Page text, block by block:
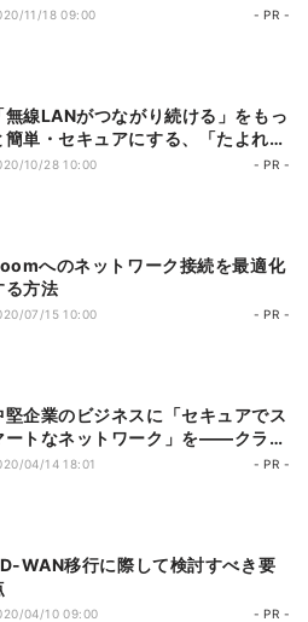
11/18 09:00 - PR -
無線LANがつながり続ける」をもっ
簡単・セキュアにする、「たよれー
らくらくWi-Fi for Aruba」
10/28 10:00 - PR -
へのネットワーク接続を最適化
る方法
07/15 10:00 - PR -
堅企業のビジネスに「セキュアでス
ートなネットワーク」を――クラウ
管理ネットワークのすすめ
04/14 18:01 - PR -
WAN移行に際して検討すべき要
04/10 09:00 - PR -